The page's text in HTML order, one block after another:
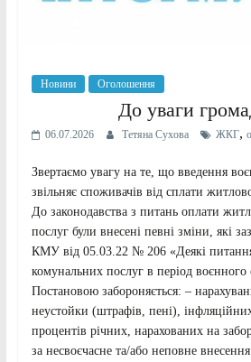
Новини Оголошення
До уваги
06.07.2026 Тетяна Сухова ЖКГ,
Звертаємо увагу на те, що введення
звільняє споживачів від сплати
До законодавства з питань оплати
послуг були внесені певні зміни, які
КМУ від 05.03.22 № 206 «Деякі
комунальних послуг в період воєнного
Постановою забороняється: –
неустойки (штрафів, пені),
процентів річних, нарахованих на
за несвоєчасне та/або неповне